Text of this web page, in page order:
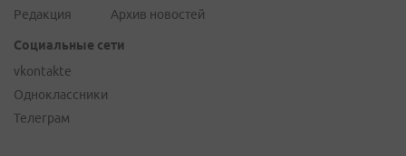
Редакция
Архив новостей
Социальные сети
vkontakte
Одноклассники
Телеграм